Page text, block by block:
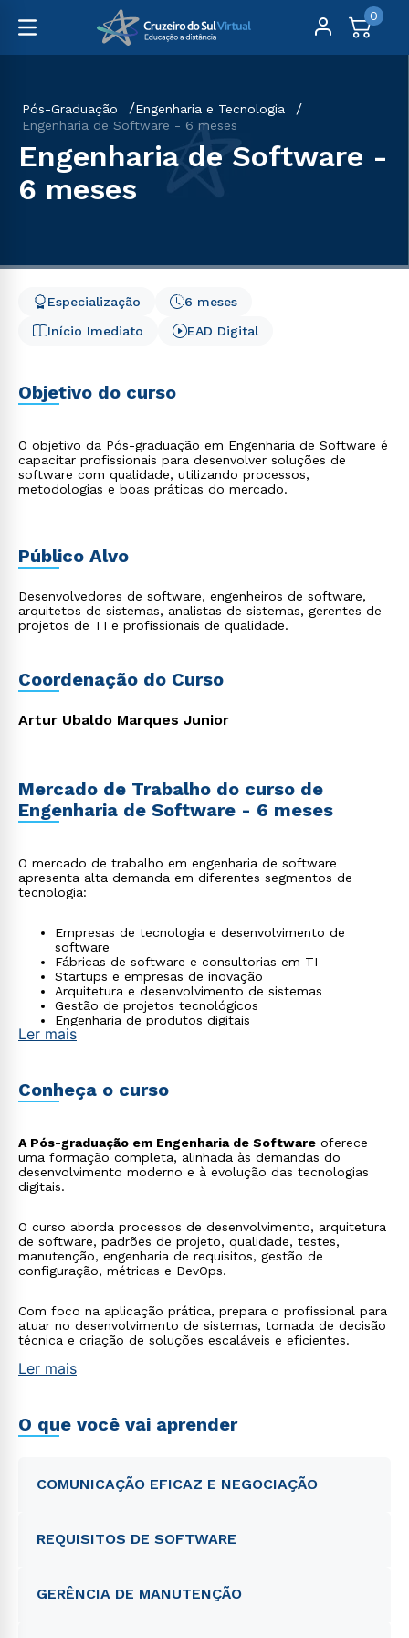
0
Pós-Graduação
Engenharia e Tecnologia
Engenharia de Software - 6 meses
Engenharia de Software -
6 meses
Início Imediato
6 meses
Especialização
EAD Digital
Objetivo do curso
O objetivo da Pós-graduação em Engenharia de Software é
capacitar profissionais para desenvolver soluções de
software com qualidade, utilizando processos,
metodologias e boas práticas do mercado.
Público Alvo
Desenvolvedores de software, engenheiros de software,
arquitetos de sistemas, analistas de sistemas, gerentes de
projetos de TI e profissionais de qualidade.
Coordenação do Curso
Artur Ubaldo Marques Junior
Mercado de Trabalho do curso de
Engenharia de Software - 6 meses
O mercado de trabalho em engenharia de software
apresenta alta demanda em diferentes segmentos de
tecnologia:
Empresas de tecnologia e desenvolvimento de
software
Fábricas de software e consultorias em TI
Startups e empresas de inovação
Arquitetura e desenvolvimento de sistemas
Gestão de projetos tecnológicos
Engenharia de produtos digitais
Ler mais
Conheça o curso
A Pós-graduação em Engenharia de Software oferece
uma formação completa, alinhada às demandas do
desenvolvimento moderno e à evolução das tecnologias
digitais.
O curso aborda processos de desenvolvimento, arquitetura
de software, padrões de projeto, qualidade, testes,
manutenção, engenharia de requisitos, gestão de
configuração, métricas e DevOps.
Com foco na aplicação prática, prepara o profissional para
atuar no desenvolvimento de sistemas, tomada de decisão
técnica e criação de soluções escaláveis e eficientes.
Ler mais
O que você vai aprender
COMUNICAÇÃO EFICAZ E NEGOCIAÇÃO
REQUISITOS DE SOFTWARE
GERÊNCIA DE MANUTENÇÃO